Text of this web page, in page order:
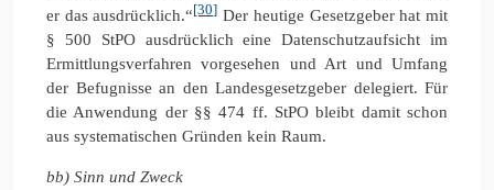
er das ausdrücklich.“[30] Der heutige Gesetzgeber hat mit
§ 500 StPO ausdrücklich eine Datenschutzaufsicht im
Ermittlungsverfahren vorgesehen und Art und Umfang
der Befugnisse an den Landesgesetzgeber delegiert. Für
die Anwendung der §§ 474 ff. StPO bleibt damit schon
aus systematischen Gründen kein Raum.
bb) Sinn und Zweck